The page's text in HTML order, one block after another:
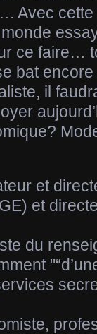
Avec
ce faire…
bat
il
et
et
du